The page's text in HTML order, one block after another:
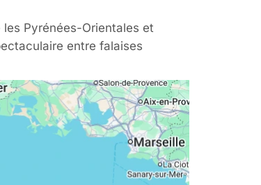
Pyrénées-Orientales et
entre falaises